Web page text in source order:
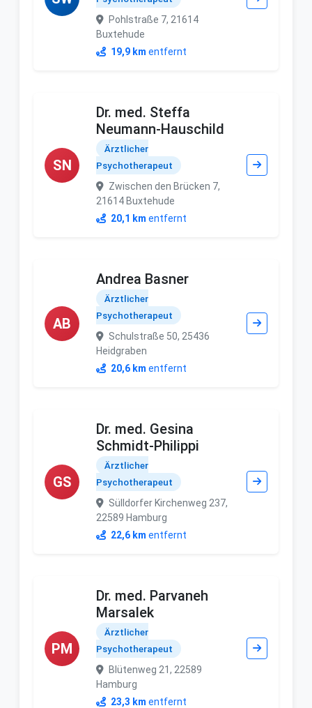
Pohlstraße 7, 21614
Buxtehude
19,9 km entfernt
SN
Dr. med. Steffa
Neumann-Hauschild
Ärztlicher
Psychotherapeut
Zwischen den Brücken 7,
21614 Buxtehude
20,1 km entfernt
AB
Andrea Basner
Ärztlicher
Psychotherapeut
Schulstraße 50, 25436
Heidgraben
20,6 km entfernt
GS
Dr. med. Gesina
Schmidt-Philippi
Ärztlicher
Psychotherapeut
Sülldorfer Kirchenweg 237,
22589 Hamburg
22,6 km entfernt
PM
Dr. med. Parvaneh
Marsalek
Ärztlicher
Psychotherapeut
Blütenweg 21, 22589
Hamburg
23,3 km entfernt